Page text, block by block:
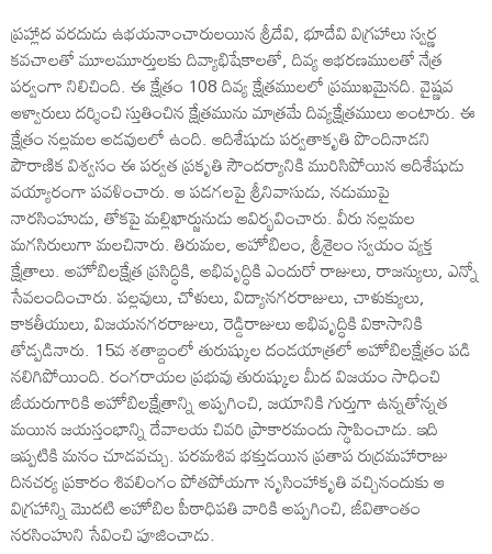
ప్రహ్లాద వరదుడు ఉభయనాంచారులయిన శ్రీదేవి, భూదేవి విగ్రహాలు స్వర్ణ
కవచాలతో మూలమూర్తులకు దివ్యాభిషేకాలతో, దివ్య ఆభరణములతో నేత్ర
పర్వంగా నిలిచింది. ఈ క్షేత్రం 108 దివ్య క్షేత్రములలో ప్రముఖమైనది. వైష్ణవ
ఆళ్వారులు దర్శించి స్తుతించిన క్షేత్రమును మాత్రమే దివ్యక్షేత్రములు అంటారు. ఈ
క్షేత్రం నల్లమల అడవులలో ఉంది. ఆదిశేషుడు పర్వతాకృతి పొందినాడని
పౌరాణిక విశ్వసం ఈ పర్వత ప్రకృతి సౌందర్యానికి మురిసిపోయిన ఆదిశేషుడు
వయ్యారంగా పవళించారు. ఆ పడగలపై శ్రీనివాసుడు, నడుముపై
నారసింహుడు, తోకపై మల్లిఖార్జునుడు ఆవిర్భవించారు. వీరు నల్లమల
మగసిరులుగా మలచినారు. తిరుమల, అహోబిలం, శ్రీశైలం స్వయం వ్యక్త
క్షేత్రాలు. అహోబిలక్షేత్ర ప్రసిద్ధికి, అభివృద్ధికి ఎందురో రాజులు, రాజన్యులు, ఎన్నో
సేవలందించారు. పల్లవులు, చోళులు, విద్యానగరరాజులు, చాళుక్యులు,
కాకతీయులు, విజయనగరరాజులు, రెడ్డిరాజులు అభివృద్ధికి వికాసానికి
తోడ్పడినారు. 15వ శతాబ్దంలో తురుష్కుల దండయాత్రలో అహోబిలక్షేత్రం పడి
నలిగిపోయింది. రంగరాయల ప్రభువు తురుష్కుల మీద విజయం సాధించి
జీయరుగారికి అహోబిలక్షేత్రాన్ని అప్పగించి, జయానికి గుర్తుగా ఉన్నతోన్నత
మయిన జయస్తంభాన్ని దేవాలయ చివరి ప్రాకారమందు స్థాపించాడు. ఇది
ఇప్పటికి మనం చూడవచ్చు. పరమశివ భక్తుడయిన ప్రతాప రుద్రమహారాజు
దినచర్య ప్రకారం శివలింగం పోతపోయగా నృసింహాకృతి వచ్చినందుకు ఆ
విగ్రహాన్ని మొదటి అహోబిల పీఠాధిపతి వారికి అప్పగించి, జీవితాంతం
నరసింహుని సేవించి పూజించాడు.